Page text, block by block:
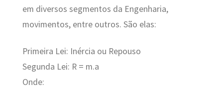
em diversos segmentos da Engenharia,
movimentos, entre outros. São elas:
Primeira Lei: Inércia ou Repouso
Segunda Lei: R = m.a
Onde: